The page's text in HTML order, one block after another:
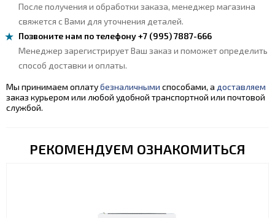
После получения и обработки заказа, менеджер магазина
свяжется с Вами для уточнения деталей.
Позвоните нам по телефону +7 (995) 7887-666
Менеджер зарегистрирует Ваш заказ и поможет определить
способ доставки и оплаты.
Мы принимаем оплатубезналичными способами, а доставляем
заказ курьером или любой удобной транспортной или почтовой
службой.
РЕКОМЕНДУЕМ ОЗНАКОМИТЬСЯ